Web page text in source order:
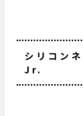
シリコン
Jr.